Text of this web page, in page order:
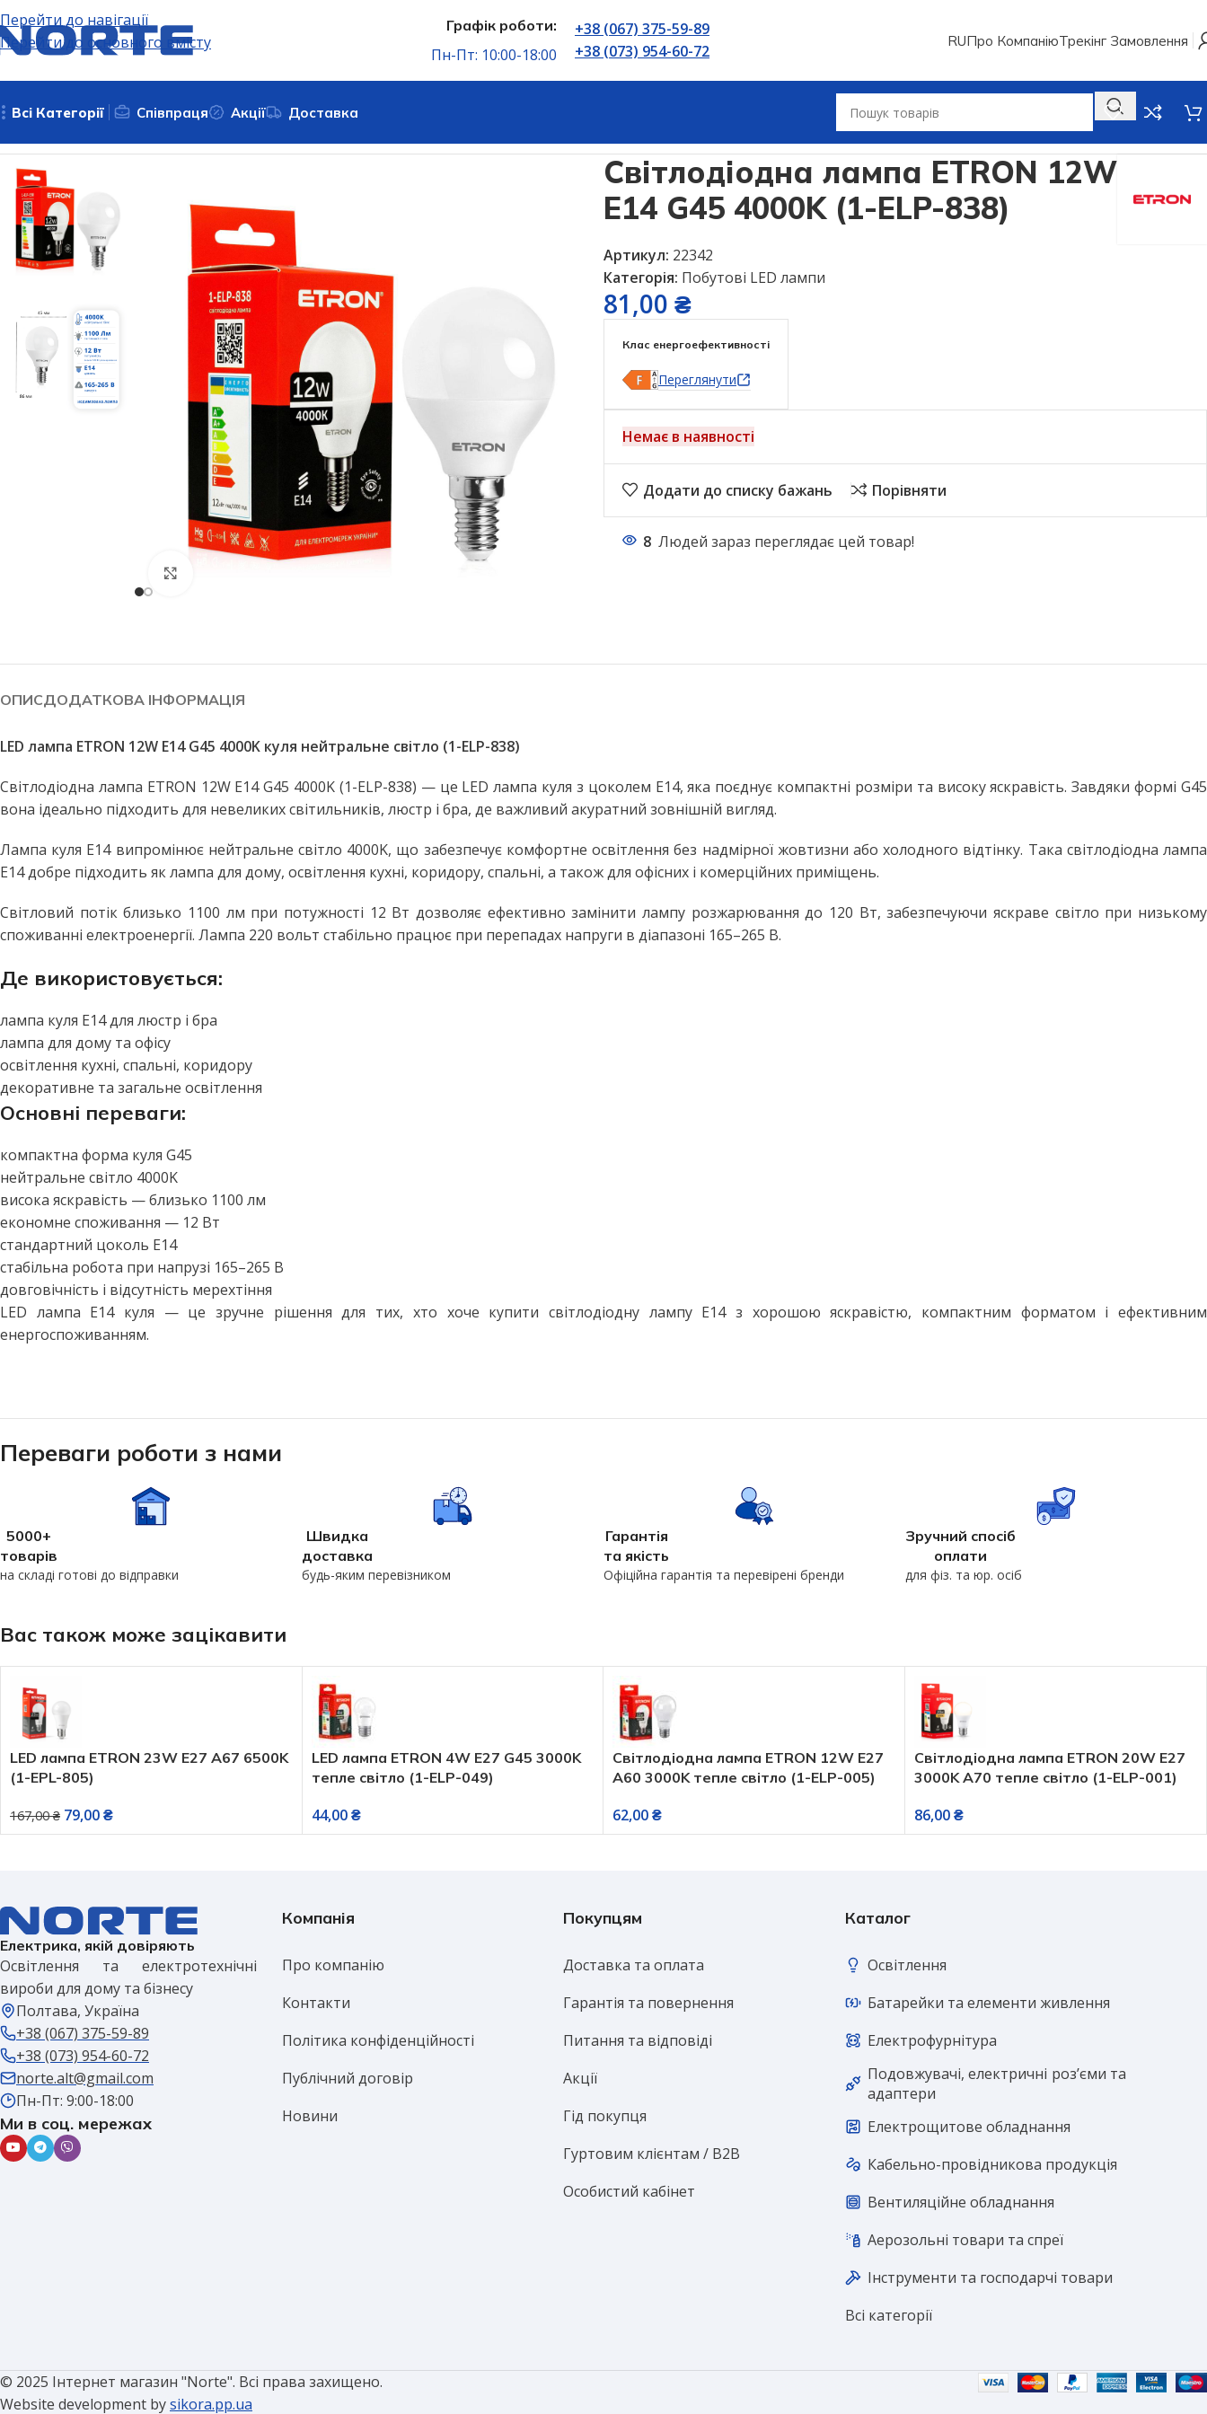
Перейти до навігації
Перейти до основного вмісту
Графік роботи:
Пн-Пт: 10:00-18:00
+38 (067) 375-59-89
+38 (073) 954-60-72
RUПро КомпаніюТрекінг Замовлення
Всі Категорії
СВІТЛОДІОДНІ ЛАМПИ
Побутові LED лампи
Філаментні лампи
Декоративні лампи
Промислові лампи
Інфрачервоні лампи
Вуличні світильники
Вуличні ліхтарі
Вулична гірлянда
ДАТЧИКИ РУХУ ТА
СВІТИЛЬНИКИ
Стельові світильники
Стельові світильники з пультом
Бра та настінні світильники
Підвісні світильники
Лінійні світильники
НАСТІЛЬНІ ЛАМПИ
Настільні LED лампи
Настільні лампи на струбцині
ЛІХТАРІ ТА ПЕРЕНОСНІ ЛАМПИ
Ручні ліхтарі
Переносні лампи
Співпраця Акції Доставка
Світлодіодна лампа ETRON 12W E14 G45 4000K (1-ELP-838)
Світлодіодна лампа ETRON 12W
E14 G45 4000K (1-ELP-838)
Артикул: 22342
Категорія: Побутові LED лампи
81,00 ₴
Клас енергоефективності
Переглянути
Немає в наявності
Додати до списку бажань Порівняти
8 Людей зараз переглядає цей товар!
ОПИСДОДАТКОВА ІНФОРМАЦІЯ
LED лампа ETRON 12W E14 G45 4000K куля нейтральне світло (1-ELP-838)
Світлодіодна лампа ETRON 12W E14 G45 4000K (1-ELP-838) — це LED лампа куля з цоколем E14, яка поєднує компактні розміри та високу яскравість. Завдяки формі G45
вона ідеально підходить для невеликих світильників, люстр і бра, де важливий акуратний зовнішній вигляд.
Лампа куля E14 випромінює нейтральне світло 4000K, що забезпечує комфортне освітлення без надмірної жовтизни або холодного відтінку. Така світлодіодна лампа
E14 добре підходить як лампа для дому, освітлення кухні, коридору, спальні, а також для офісних і комерційних приміщень.
Світловий потік близько 1100 лм при потужності 12 Вт дозволяє ефективно замінити лампу розжарювання до 120 Вт, забезпечуючи яскраве світло при низькому
споживанні електроенергії. Лампа 220 вольт стабільно працює при перепадах напруги в діапазоні 165–265 В.
Де використовується:
лампа куля E14 для люстр і бра
лампа для дому та офісу
освітлення кухні, спальні, коридору
декоративне та загальне освітлення
Основні переваги:
компактна форма куля G45
нейтральне світло 4000K
висока яскравість — близько 1100 лм
економне споживання — 12 Вт
стандартний цоколь E14
стабільна робота при напрузі 165–265 В
довговічність і відсутність мерехтіння
LED лампа E14 куля — це зручне рішення для тих, хто хоче купити світлодіодну лампу E14 з хорошою яскравістю, компактним форматом і ефективним
енергоспоживанням.
Переваги роботи з нами
5000+
товарів
на складі готові до відправки
Швидка
доставка
будь-яким перевізником
Гарантія
та якість
Офіційна гарантія та перевірені бренди
Зручний спосіб
оплати
для фіз. та юр. осіб
Вас також може зацікавити
LED лампа ETRON 23W E27 A67 6500K
(1-EPL-805)
167,00₴ 79,00₴
LED лампа ETRON 4W E27 G45 3000K
тепле світло (1-ELP-049)
44,00₴
Світлодіодна лампа ETRON 12W E27
А60 3000K тепле світло (1-ELP-005)
62,00₴
Світлодіодна лампа ETRON 20W E27
3000K A70 тепле світло (1-ELP-001)
86,00₴
Електрика, якій довіряють
Освітлення та електротехнічні
вироби для дому та бізнесу
Полтава, Україна
+38 (067) 375-59-89
+38 (073) 954-60-72
norte.alt@gmail.com
Пн-Пт: 9:00-18:00
Ми в соц. мережах
Компанія
Про компанію
Контакти
Політика конфіденційності
Публічний договір
Новини
Покупцям
Доставка та оплата
Гарантія та повернення
Питання та відповіді
Акції
Гід покупця
Гуртовим клієнтам / B2B
Особистий кабінет
Каталог
Освітлення
Батарейки та елементи живлення
Електрофурнітура
Подовжувачі, електричні розʼєми та
адаптери
Електрощитове обладнання
Кабельно-провідникова продукція
Вентиляційне обладнання
Аерозольні товари та спреї
Інструменти та господарчі товари
Всі категорії
© 2025 Інтернет магазин "Norte". Всі права захищено.
Website development bysikora.pp.ua